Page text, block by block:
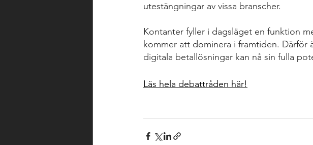
utestängningar av vissa branscher.
Kontanter fyller i dagsläget en funktion
kommer att dominera i framtiden.
digitala betallösningar kan nå sin fulla
Läs hela debattråden här!